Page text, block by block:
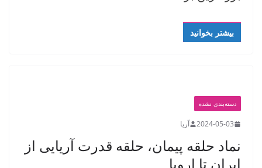
بیشتر بخوانید
دسته‌بندی نشده
2024-05-03 آریا
نماد حلقه پیمان، حلقه قدرت آریایی از
ایران تا اروپا